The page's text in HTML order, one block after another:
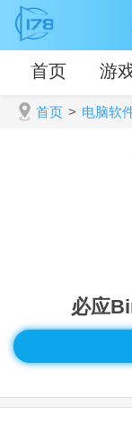
首页 游
首页 > 电脑软
必应